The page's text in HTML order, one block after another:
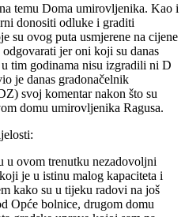
temu Doma umirovljenika. Kao i
donositi odluke i graditi
su ovog puta usmjerene na cijene
jer oni koji su danas
tim godinama nisu izgradili ni D
je danas gradonačelnik
svoj komentar nakon što su
domu umirovljenika Ragusa.
u ovom trenutku nezadovoljni
je u istinu malog kapaciteta i
kako su u tijeku radovi na još
Opće bolnice, drugom domu